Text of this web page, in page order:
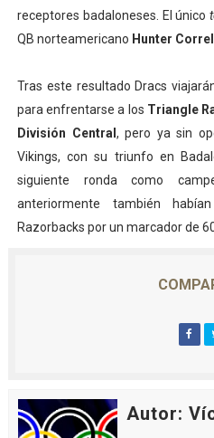
receptores badaloneses. El único
QB norteamericano Hunter Correll
Tras este resultado Dracs
para enfrentarse a los Triangle
División Central , pero ya sin
Vikings, con su triunfo en
siguiente ronda como
anteriormente también
Razorbacks por un marcador de
Autor: